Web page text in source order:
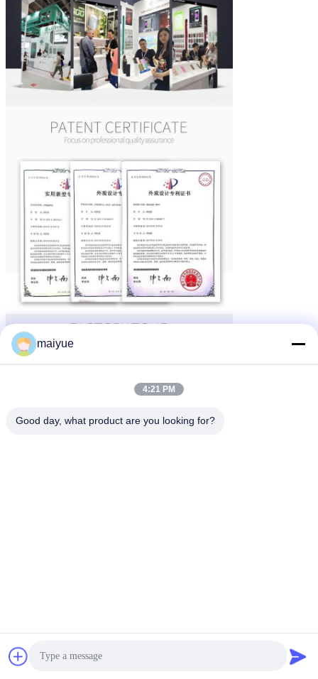
maiyue
4:21 PM
Good day, what product are you looking for?